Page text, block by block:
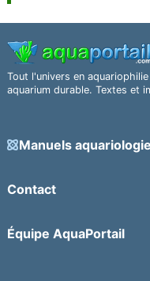
Tout l'univers en
aquarium durable. Textes et
Manuels aquariologie
Contact
Équipe AquaPortail